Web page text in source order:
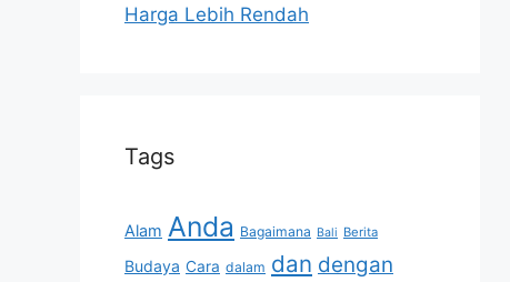
Harga Lebih Rendah
Tags
Alam Anda Bagaimana Bali Berita
Budaya Cara dalam dan dengan